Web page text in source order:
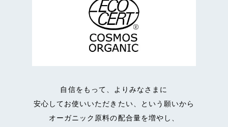
自信をもって、よりみなさまに
安心してお使いいただきたい、という願いから
オーガニック原料の配合量を増やし、